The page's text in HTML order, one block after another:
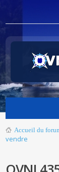
Accueil du
vendre